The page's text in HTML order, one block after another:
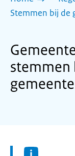
Stemmen bij de
stemmen